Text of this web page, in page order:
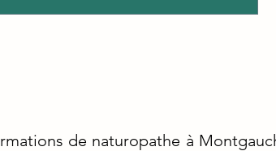
de naturopathe à